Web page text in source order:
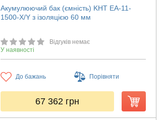
Акумулюючий бак (ємність) KHT ЕА-11-
1500-X/Y з ізоляцією 60 мм
Відгуків немає
У наявності
До бажань Порівняти
67 362 грн